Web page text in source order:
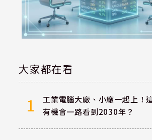
大家都在看
1
工業電腦大廠、小廠一起上！
有機會一路看到2030年？